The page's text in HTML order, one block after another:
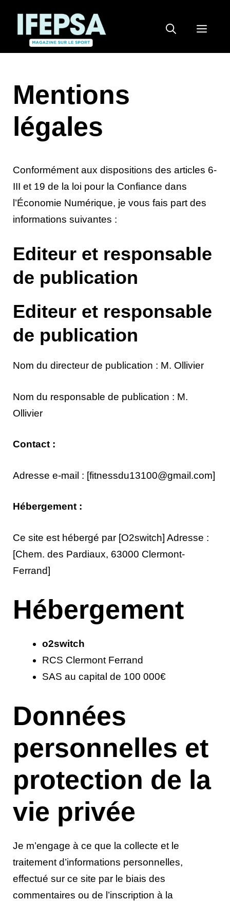
contenu
Mentions
légales
Conformément aux dispositions des articles 6-
III et 19 de la loi pour la Confiance dans
l’Économie Numérique, je vous fais part des
informations suivantes :
Editeur et responsable
de publication
Editeur et responsable
de publication
Nom du directeur de publication : M. Ollivier
Nom du responsable de publication : M.
Ollivier
Contact :
Adresse e-mail : [fitnessdu13100@gmail.com]
Hébergement :
Ce site est hébergé par [O2switch] Adresse :
[Chem. des Pardiaux, 63000 Clermont-
Ferrand]
Hébergement
o2switch
RCS Clermont Ferrand
SAS au capital de 100 000€
Données
personnelles et
protection de la
vie privée
Je m’engage à ce que la collecte et le
traitement d’informations personnelles,
effectué sur ce site par le biais des
commentaires ou de l’inscription à la